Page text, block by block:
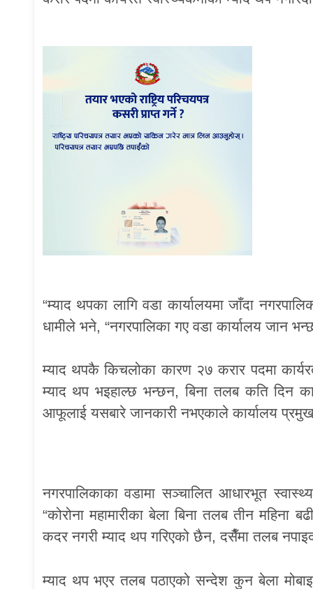
“म्याद थपका लागि वडा कार्यालयमा जाँदा
धामीले भने, “नगरपालिका गए वडा कार्यालय जान
म्याद थपकै किचलोका कारण २७ करार पदमा
म्याद थप भइहाल्छ भन्छन, बिना तलब कति दिन
आफूलाई यसबारे जानकारी नभएकाले कार्यालय
नगरपालिकाका वडामा सञ्चालित आधारभूत
“कोरोना महामारीका बेला बिना तलब तीन महिना
कदर नगरी म्याद थप गरिएको छैन, दसैँमा तलब
म्याद थप भएर तलब पठाएको सन्देश कुन बेला